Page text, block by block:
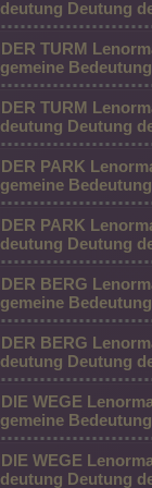
€/Min. - Mobil
*Premium-
aus allen
Deutung
DER TURM
Bedeutung
DER TURM
Deutung
DER PARK
Bedeutung
PARK
Deutung
BERG
Bedeutung
BERG
Deutung
WEGE
Bedeutung
WEGE
Deutung